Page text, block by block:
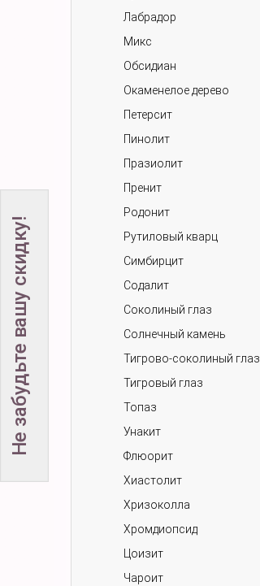
Лабрадор
Микс
Обсидиан
Окаменелое дерево
Петерсит
Пинолит
Празиолит
Пренит
Родонит
Рутиловый кварц
Симбирцит
Содалит
Соколиный глаз
Солнечный камень
Тигрово-соколиный глаз
Тигровый глаз
Топаз
Унакит
Флюорит
Хиастолит
Хризоколла
Хромдиопсид
Цоизит
Чароит
Не забудьте вашу скидку!